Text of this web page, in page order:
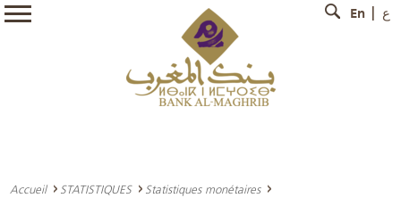
En ع
Accueil STATISTIQUES
Statistiques monétaires